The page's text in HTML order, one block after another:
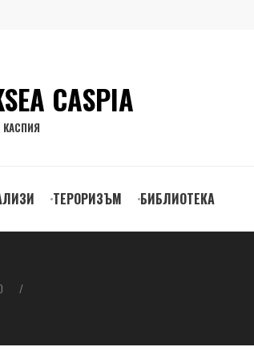
CASPIA
ТЕРОРИЗЪМ БИБЛИОТЕКА